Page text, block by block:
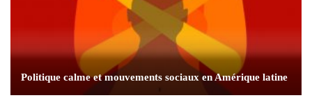
Politique calme et mouvements sociaux en Amérique latine